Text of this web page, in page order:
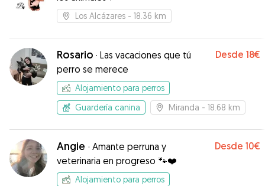
Los Alcázares - 18.36 km
Rosario · Las vacaciones que tú
perro se merece
Desde 18€
Alojamiento para perros
Guardería canina
Miranda - 18.68 km
Angie · Amante perruna y
veterinaria en progreso 🐾❤️
Desde 10€
Alojamiento para perros